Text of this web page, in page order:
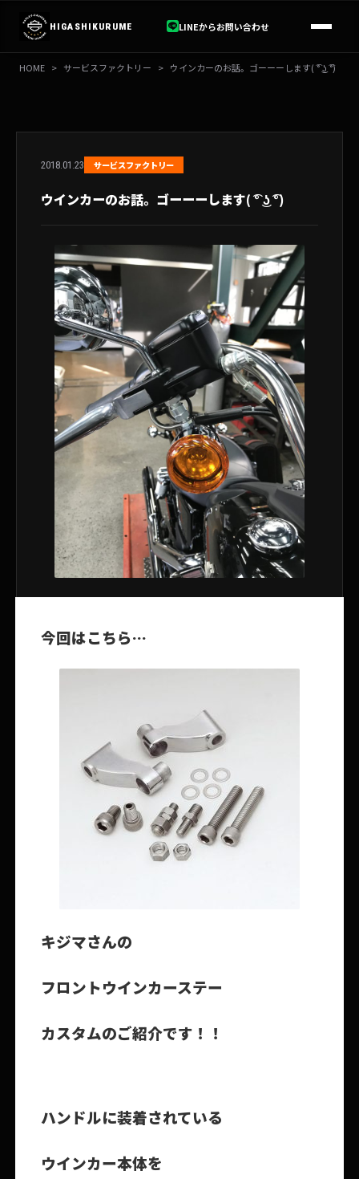
ス
HIGASHIKURUME LINEからお問い合わせ
HOME > サービスファクトリー > ウインカーのお話。ゴーーーします( ͡° ͜ʖ ͡°)
2018.01.23 サービスファクトリー
ウインカーのお話。ゴーーーします( ͡° ͜ʖ ͡°)
今回はこちら…
キジマさんの
フロントウインカーステー
カスタムのご紹介です！！
ハンドルに装着されている
ウインカー本体を